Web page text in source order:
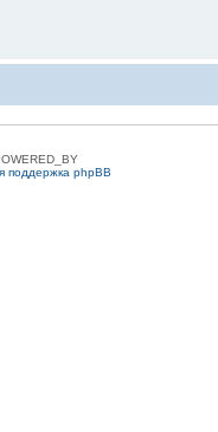
поддержка phpBB